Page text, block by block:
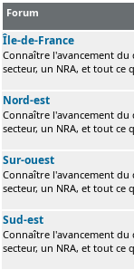
Forum
Île-de-France
Connaître l'avancement
secteur, un NRA, et tout ce
Nord-est
Connaître l'avancement
secteur, un NRA, et tout ce
Sur-ouest
Connaître l'avancement
secteur, un NRA, et tout ce
Sud-est
Connaître l'avancement
secteur, un NRA, et tout ce